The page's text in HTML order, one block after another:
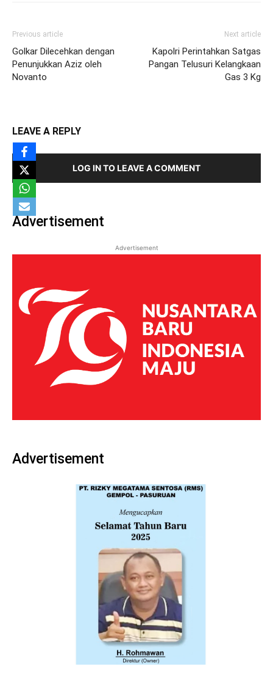
Previous article
Golkar Dilecehkan dengan
Penunjukkan Aziz oleh
Novanto
Next article
Kapolri Perintahkan Satgas
Pangan Telusuri Kelangkaan
Gas 3 Kg
LEAVE A REPLY
LOG IN TO LEAVE A COMMENT
Advertisement
Advertisement
Advertisement